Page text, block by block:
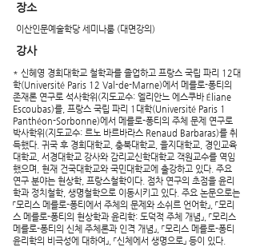
장소
이산인문예술학당 세미나룸 (대면강의)
강사
* 신혜영 경희대학교 철학과를 졸업하고 프랑스 국립 파리 12대
학(Université Paris 12 Val-de-Marne)에서 메를로-퐁티의
존재론 연구로 석사학위(지도교수: 엘리안느 에스쿠바 Éliane
Escoubas)를, 프랑스 국립 파리 1대학(Université Paris 1
Panthéon-Sorbonne)에서 메를로-퐁티의 주체 문제 연구로
박사학위(지도교수: 르노 바르바라스 Renaud Barbaras)를 취
득했다. 귀국 후 경희대학교, 충북대학교, 을지대학교, 경인교육
대학교, 서경대학교 강사와 감리교신학대학교 객원교수를 역임
했으며, 현재 건국대학교와 국민대학교에 출강하고 있다. 주요
연구 분야는 현상학, 프랑스철학이다. 점차 연구의 초점을 윤리
학과 정치철학, 생명철학으로 이동시키고 있다. 주요 논문으로는
「모리스 메를로-퐁티에서 주체의 문제와 소쉬르 언어학」, 「모리
스 메를로-퐁티의 현상학과 윤리학: 도덕적 주체 개념」, 「모리스
메를로-퐁티의 신체 주체론과 인격 개념」, 「모리스 메를로-퐁티
윤리학의 비극성에 대하여」, 「신체에서 생명으로」 등이 있다.